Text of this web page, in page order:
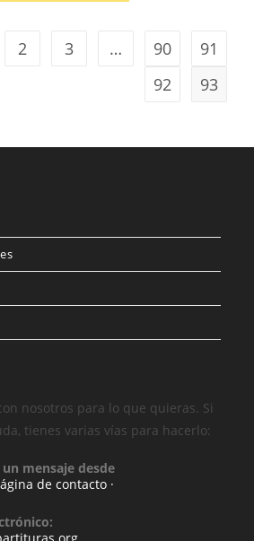
2 3 … 90
91
92
93
nosotros para lo que quieras. Si
tienes varias vías para hacerlo:
mensaje desde
de contacto ·